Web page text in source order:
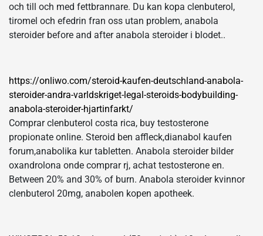
och till och med fettbrannare. Du kan kopa clenbuterol,
tiromel och efedrin fran oss utan problem, anabola
steroider before and after anabola steroider i blodet..
https://onliwo.com/steroid-kaufen-deutschland-anabola-
steroider-andra-varldskriget-legal-steroids-bodybuilding-
anabola-steroider-hjartinfarkt/
Comprar clenbuterol costa rica, buy testosterone
propionate online. Steroid ben affleck,dianabol kaufen
forum,anabolika kur tabletten. Anabola steroider bilder
oxandrolona onde comprar rj, achat testosterone en.
Between 20% and 30% of burn. Anabola steroider kvinnor
clenbuterol 20mg, anabolen kopen apotheek.